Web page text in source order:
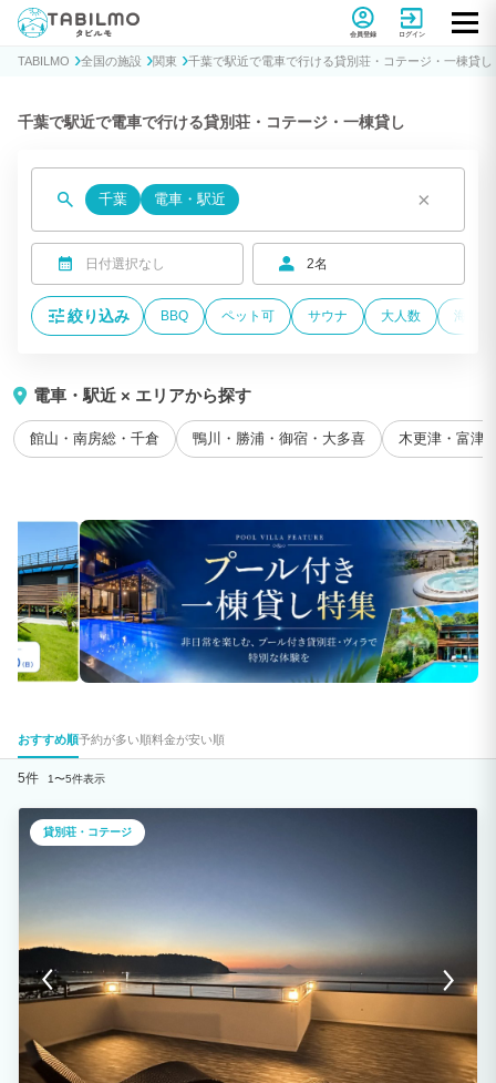
貸別荘コテージ・一棟貸し宿泊予約サイトTABILMO(タビルモ)
会員登録 ログイン
TABILMO 全国の施設 関東 千葉で駅近で電車で行ける貸別荘・コテージ・一棟貸し
千葉で駅近で電車で行ける貸別荘・コテージ・一棟貸し
千葉 電車・駅近 ×
日付選択なし 2名
絞り込み BBQ ペット可 サウナ 大人数 海が
電車・駅近 × エリアから探す
館山・南房総・千倉 鴨川・勝浦・御宿・大多喜 木更津・富津
おすすめ順予約が多い順料金が安い順
5件 1〜5件表示
貸別荘・コテージ